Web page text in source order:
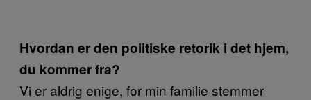
Hvordan er den politiske retorik i det hjem,
du kommer fra?
Vi er aldrig enige, for min familie stemmer